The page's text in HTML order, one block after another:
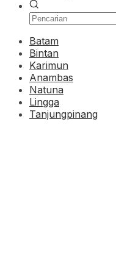
Batam
Bintan
Karimun
Anambas
Natuna
Lingga
Tanjungpinang